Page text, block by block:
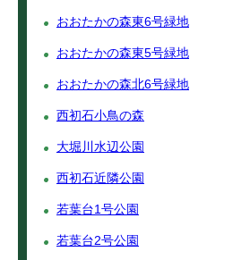
おおたかの森東6号緑地
おおたかの森東5号緑地
おおたかの森北6号緑地
西初石小鳥の森
大堀川水辺公園
西初石近隣公園
若葉台1号公園
若葉台2号公園